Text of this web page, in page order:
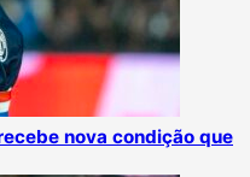
nova condição que